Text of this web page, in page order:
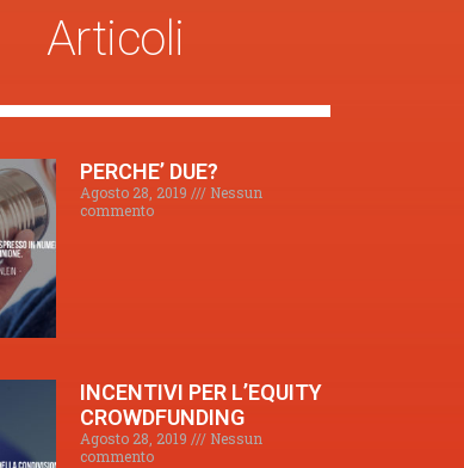
Articoli
PERCHE’ DUE?
Agosto 28, 2019
Nessun
commento
INCENTIVI PER L’EQUITY
CROWDFUNDING
Agosto 28, 2019
Nessun
commento